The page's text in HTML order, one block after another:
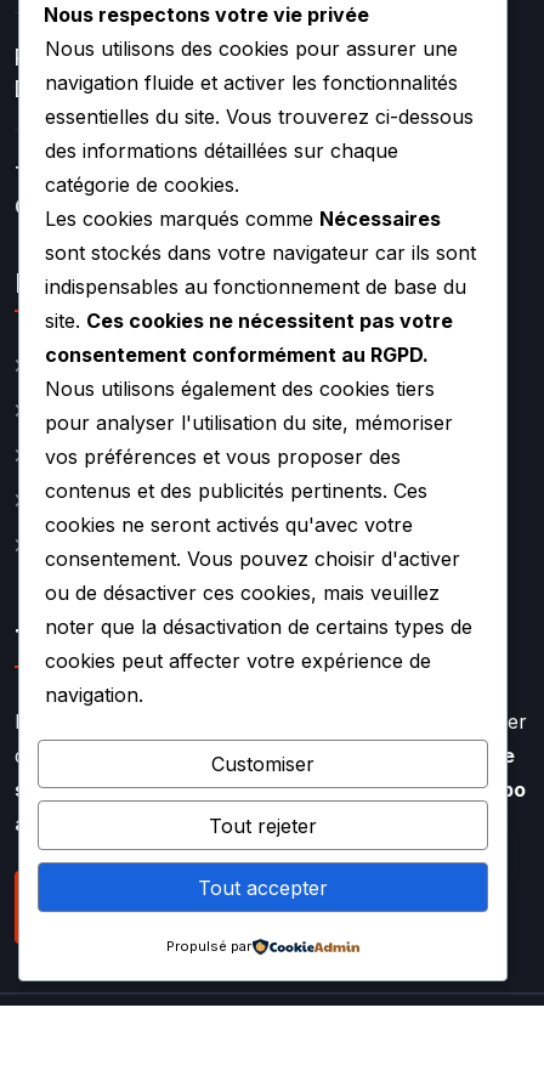
Réparation Et Rénovation
De Turbo
Turbos Hybrides Et
Compétition –
Lien rapide
Catalogue
A propos
Contact
Mentions légales
TURBO SOUF
Faire appel à l’expertise de TURBO SOUF, c’est profiter
d’un savoir faire aiguisé depuis plus de
20 ans dans le
secteur de la rénovation et de la réparation de turbo
auto
NOUS CONTACTER
Nous respectons votre vie privée
Nous utilisons des cookies pour assurer une
navigation fluide et activer les fonctionnalités
essentielles du site. Vous trouverez ci-dessous
des informations détaillées sur chaque
catégorie de cookies.
Les cookies marqués comme Nécessaires
sont stockés dans votre navigateur car ils sont
indispensables au fonctionnement de base du
site. Ces cookies ne nécessitent pas votre
consentement conformément au RGPD.
Nous utilisons également des cookies tiers
pour analyser l'utilisation du site, mémoriser
vos préférences et vous proposer des
contenus et des publicités pertinents. Ces
cookies ne seront activés qu'avec votre
consentement. Vous pouvez choisir d'activer
ou de désactiver ces cookies, mais veuillez
noter que la désactivation de certains types de
cookies peut affecter votre expérience de
navigation.
Customiser
Tout rejeter
Tout accepter
Propulsé par